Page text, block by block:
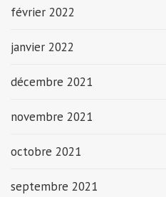
février 2022
janvier 2022
décembre 2021
novembre 2021
octobre 2021
septembre 2021